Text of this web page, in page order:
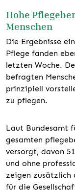
Hohe
Menschen
Die Ergebnisse
Pflege fanden
letzten Woche.
befragten
prinzipiell
zu pflegen.
Laut Bundesamt
gesamten
versorgt, davon
und ohne
zeigen zusätzlich
für die